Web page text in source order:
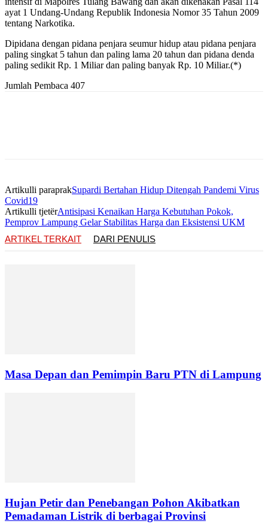
ayat 1 Undang-Undang Republik Indonesia Nomor 35 Tahun 2009
tentang Narkotika.
Dipidana dengan pidana penjara seumur hidup atau pidana penjara
paling singkat 5 tahun dan paling lama 20 tahun dan pidana denda
paling sedikit Rp. 1 Miliar dan paling banyak Rp. 10 Miliar.(*)
Jumlah Pembaca 407
Artikulli paraprakSupardi Bertahan Hidup Ditengah Pandemi Virus
Covid19
Artikulli tjetërAntisipasi Kenaikan Harga Kebutuhan Pokok,
Pemprov Lampung Gelar Stabilitas Harga dan Eksistensi UKM
ARTIKEL TERKAIT
DARI PENULIS
Masa Depan dan Pemimpin Baru PTN di Lampung
Hujan Petir dan Penebangan Pohon Akibatkan
Pemadaman Listrik di berbagai Provinsi